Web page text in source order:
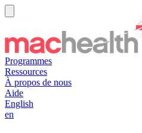
Programmes
Ressources
À propos de nous
Aide
English
en